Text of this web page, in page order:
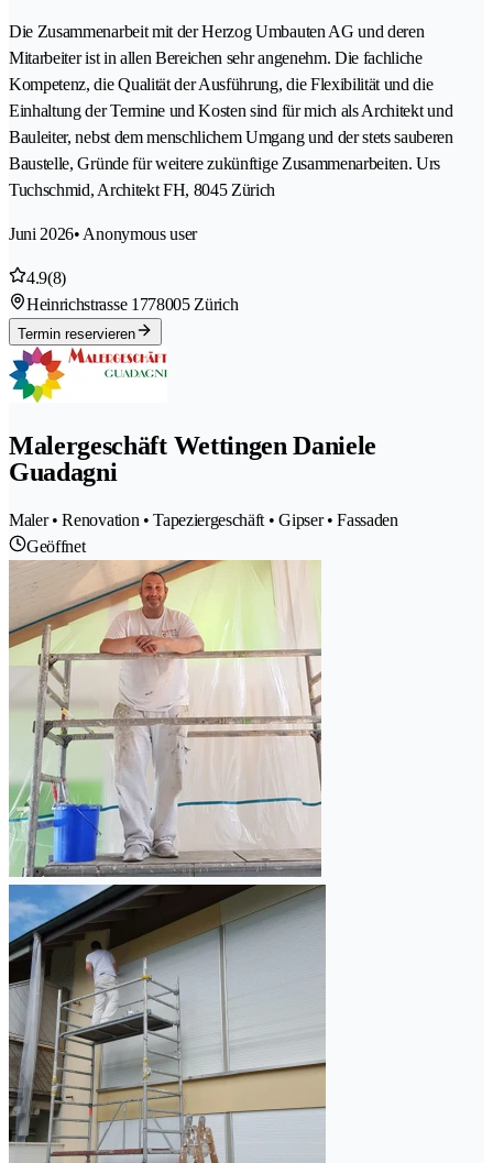
Die Zusammenarbeit mit der Herzog Umbauten AG und deren
Mitarbeiter ist in allen Bereichen sehr angenehm. Die fachliche
Kompetenz, die Qualität der Ausführung, die Flexibilität und die
Einhaltung der Termine und Kosten sind für mich als Architekt und
Bauleiter, nebst dem menschlichem Umgang und der stets sauberen
Baustelle, Gründe für weitere zukünftige Zusammenarbeiten. Urs
Tuchschmid, Architekt FH, 8045 Zürich
Juni 2026• Anonymous user
4.9(8)
Heinrichstrasse 1778005 Zürich
Termin reservieren
Malergeschäft Wettingen Daniele
Guadagni
Maler • Renovation • Tapeziergeschäft • Gipser • Fassaden
Geöffnet